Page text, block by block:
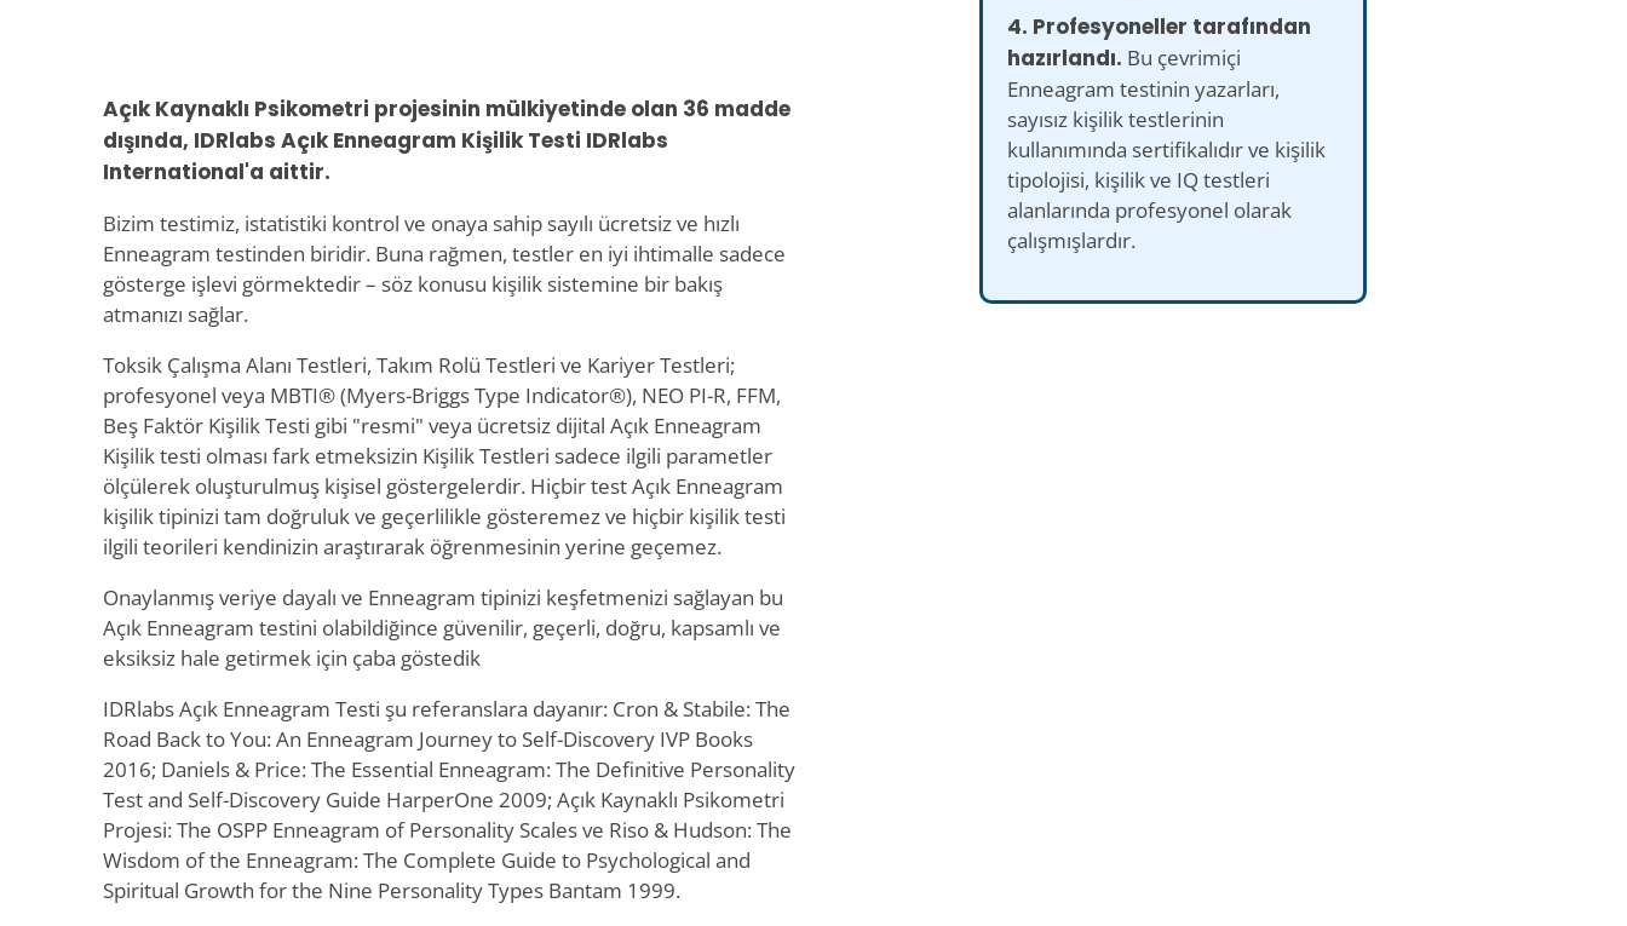
Açık Kaynaklı Psikometri projesinin mülkiyetinde olan 36 madde
dışında, IDRlabs Açık Enneagram Kişilik Testi IDRlabs
International'a aittir.
Bizim testimiz, istatistiki kontrol ve onaya sahip sayılı ücretsiz ve hızlı
Enneagram testinden biridir. Buna rağmen, testler en iyi ihtimalle sadece
gösterge işlevi görmektedir – söz konusu kişilik sistemine bir bakış
atmanızı sağlar.
Toksik Çalışma Alanı Testleri, Takım Rolü Testleri ve Kariyer Testleri;
profesyonel veya MBTI® (Myers-Briggs Type Indicator®), NEO PI-R, FFM,
Beş Faktör Kişilik Testi gibi "resmi" veya ücretsiz dijital Açık Enneagram
Kişilik testi olması fark etmeksizin Kişilik Testleri sadece ilgili parametler
ölçülerek oluşturulmuş kişisel göstergelerdir. Hiçbir test Açık Enneagram
kişilik tipinizi tam doğruluk ve geçerlilikle gösteremez ve hiçbir kişilik testi
ilgili teorileri kendinizin araştırarak öğrenmesinin yerine geçemez.
Onaylanmış veriye dayalı ve Enneagram tipinizi keşfetmenizi sağlayan bu
Açık Enneagram testini olabildiğince güvenilir, geçerli, doğru, kapsamlı ve
eksiksiz hale getirmek için çaba göstedik
IDRlabs Açık Enneagram Testi şu referanslara dayanır: Cron & Stabile: The
Road Back to You: An Enneagram Journey to Self-Discovery IVP Books
2016; Daniels & Price: The Essential Enneagram: The Definitive Personality
Test and Self-Discovery Guide HarperOne 2009; Açık Kaynaklı Psikometri
Projesi: The OSPP Enneagram of Personality Scales ve Riso & Hudson: The
Wisdom of the Enneagram: The Complete Guide to Psychological and
Spiritual Growth for the Nine Personality Types Bantam 1999.
4. Profesyoneller tarafından
hazırlandı. Bu çevrimiçi
Enneagram testinin yazarları,
sayısız kişilik testlerinin
kullanımında sertifikalıdır ve kişilik
tipolojisi, kişilik ve IQ testleri
alanlarında profesyonel olarak
çalışmışlardır.